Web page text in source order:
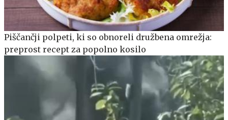
Piščančji polpeti, ki so obnoreli družbena omrežja:
preprost recept za popolno kosilo